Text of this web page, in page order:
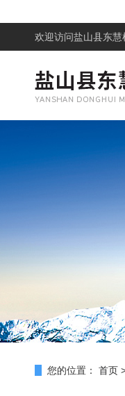
欢迎访问盐山县东慧
您的位置： 首页